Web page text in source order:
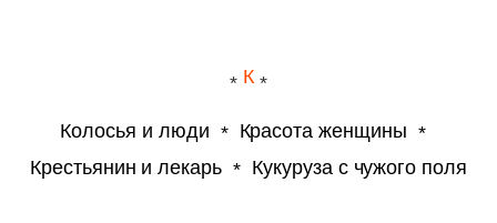
К
Колосья и люди
Красота женщины
Крестьянин и лекарь
Кукуруза с чужого поля